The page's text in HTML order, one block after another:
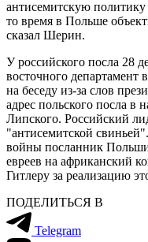
антисемитскую
то время в Польше
сказал Шерин.
У российского посла 28
восточного
на беседу из-за слов
адрес польского посла в
Липского. Российский
"антисемитской
войны посланник
евреев на африканский
Гитлеру за реализацию
ПОДЕЛИТЬСЯ В
Telegram